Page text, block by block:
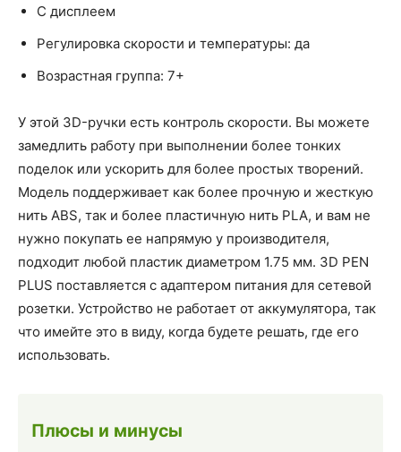
С дисплеем
Регулировка скорости и температуры: да
Возрастная группа: 7+
У этой 3D-ручки есть контроль скорости. Вы можете
замедлить работу при выполнении более тонких
поделок или ускорить для более простых творений.
Модель поддерживает как более прочную и жесткую
нить ABS, так и более пластичную нить PLA, и вам не
нужно покупать ее напрямую у производителя,
подходит любой пластик диаметром 1.75 мм. 3D PEN
PLUS поставляется с адаптером питания для сетевой
розетки. Устройство не работает от аккумулятора, так
что имейте это в виду, когда будете решать, где его
использовать.
Плюсы и минусы